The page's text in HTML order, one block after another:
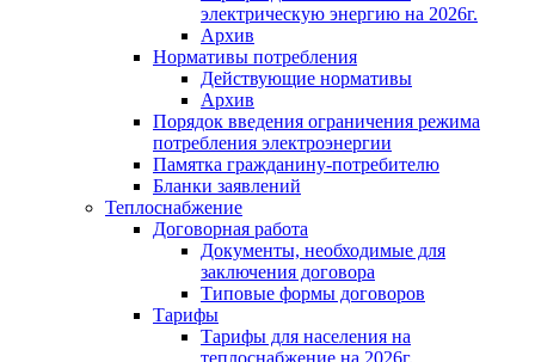
электрическую энергию на 2026г.
Архив
Нормативы потребления
Действующие нормативы
Архив
Порядок введения ограничения режима
потребления электроэнергии
Памятка гражданину-потребителю
Бланки заявлений
Теплоснабжение
Договорная работа
Документы, необходимые для
заключения договора
Типовые формы договоров
Тарифы
Тарифы для населения на